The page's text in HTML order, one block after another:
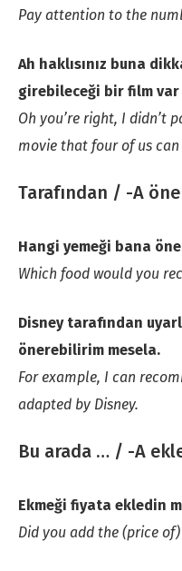
Pay attention to the
Ah haklısınız buna
girebileceği bir film var
Oh you’re right, I didn’t
movie that four of us can
Tarafından / -A
Hangi yemeği bana
Which food would you
Disney tarafından
önerebilirim mesela.
For example, I can
adapted by Disney.
Bu arada … / -A
Ekmeği fiyata ekledin
Did you add the (price